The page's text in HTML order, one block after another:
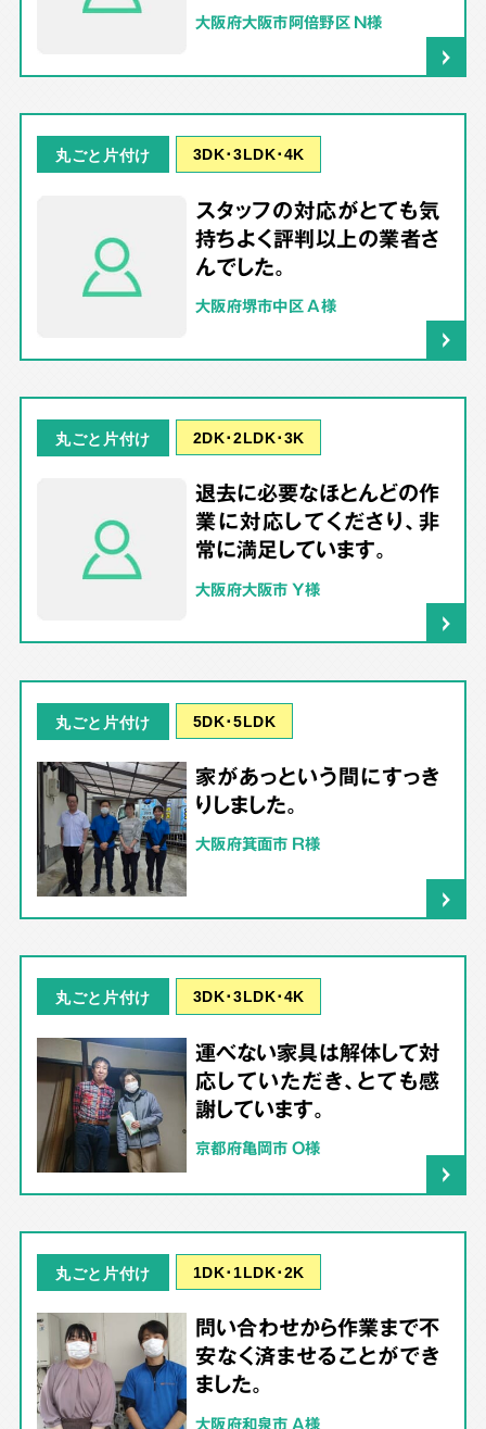
大阪府大阪市阿倍野区 N様
丸ごと片付け 3DK･3LDK･4K
スタッフの対応がとても気
持ちよく評判以上の業者さ
んでした。
大阪府堺市中区 A様
丸ごと片付け 2DK･2LDK･3K
退去に必要なほとんどの作
業に対応してくださり、非
常に満足しています。
大阪府大阪市 Y様
丸ごと片付け 5DK･5LDK
家があっという間にすっき
りしました。
大阪府箕面市 R様
丸ごと片付け 3DK･3LDK･4K
運べない家具は解体して対
応していただき、とても感
謝しています。
京都府亀岡市 O様
丸ごと片付け 1DK･1LDK･2K
問い合わせから作業まで不
安なく済ませることができ
ました。
大阪府和泉市 A様